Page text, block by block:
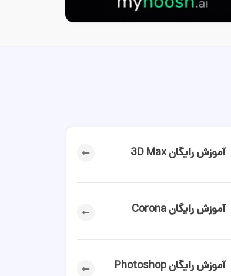
آموزش رایگان 3D Max
آموزش رایگان Corona
آموزش رایگان Photoshop